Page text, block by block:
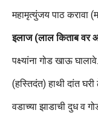
महामृत्युंजय पाठ करावा
इलाज (लाल किताब वर
पक्ष्यांना गोड खाऊ घालावे.
(हस्तिदंत) हाथी दांत घरी
वडाच्या झाडाची दुध व